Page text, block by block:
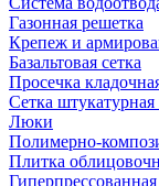
Газонная решетка
Крепеж и
Базальтовая сетка
Просечка
Сетка
Люки
Полимерно-
Плитка